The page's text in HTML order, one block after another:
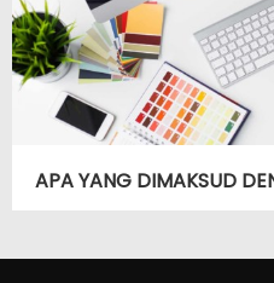
APA YANG DIMAKSUD